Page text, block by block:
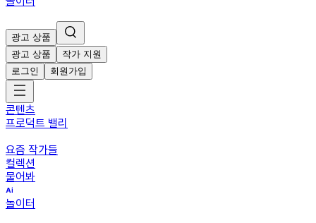
광고 상품
광고 상품
작가 지원
로그인
회원가입
콘텐츠
프로덕트 밸리
요즘 작가들
컬렉션
물어봐
놀이터